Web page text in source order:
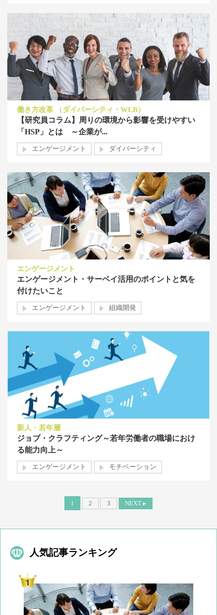
働き方改革 （ダイバーシティ・WLB）
【研究員コラム】周りの環境から影響を受けやすい
「HSP」とは ～企業が...
エンゲージメント ダイバーシティ
エンゲージメント
エンゲージメント・サーベイ活用のポイントと気を
付けたいこと
エンゲージメント 組織開発
新人・若年層
ジョブ・クラフティング～若年労働者の職場におけ
る能力向上～
エンゲージメント モチベーション
1 2 3 NEXT ▸
人気記事ランキング